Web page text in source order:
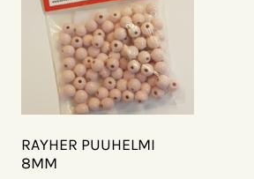
useampi
muunnelma.
tehdä
valinnat
tuotteen
sivulla.
RAYHER PUUHELMI
8MM